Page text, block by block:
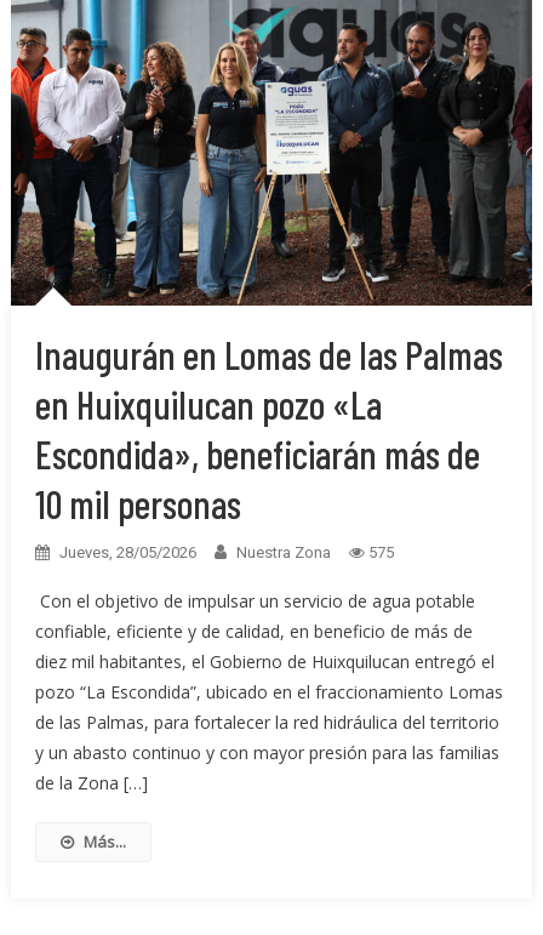
Inaugurán en Lomas de las Palmas
en Huixquilucan pozo «La
Escondida», beneficiarán más de
10 mil personas
Jueves, 28/05/2026 Nuestra Zona 575
Con el objetivo de impulsar un servicio de agua potable
confiable, eficiente y de calidad, en beneficio de más de
diez mil habitantes, el Gobierno de Huixquilucan entregó el
pozo “La Escondida”, ubicado en el fraccionamiento Lomas
de las Palmas, para fortalecer la red hidráulica del territorio
y un abasto continuo y con mayor presión para las familias
de la Zona […]
Más...